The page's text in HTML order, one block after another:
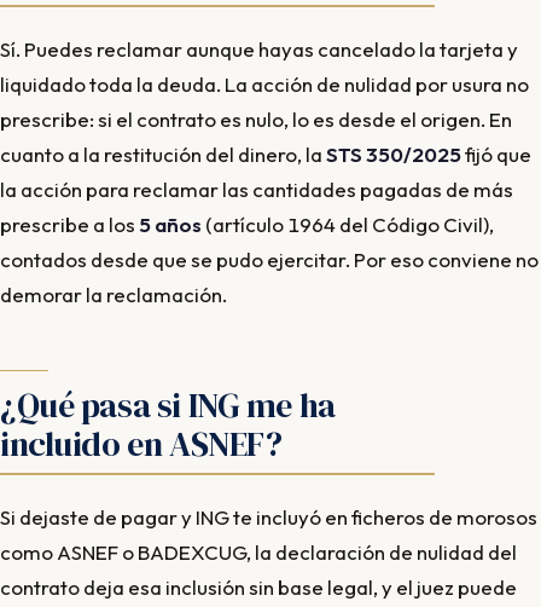
Sí. Puedes reclamar aunque hayas cancelado la tarjeta y
liquidado toda la deuda. La acción de nulidad por usura no
prescribe: si el contrato es nulo, lo es desde el origen. En
cuanto a la restitución del dinero, laSTS 350/2025fijó que
la acción para reclamar las cantidades pagadas de más
prescribe a los5 años (artículo 1964 del Código Civil),
contados desde que se pudo ejercitar. Por eso conviene no
demorar la reclamación.
¿Qué pasa si ING me ha
incluido en ASNEF?
Si dejaste de pagar y ING te incluyó en ficheros de morosos
como ASNEF o BADEXCUG, la declaración de nulidad del
contrato deja esa inclusión sin base legal, y el juez puede